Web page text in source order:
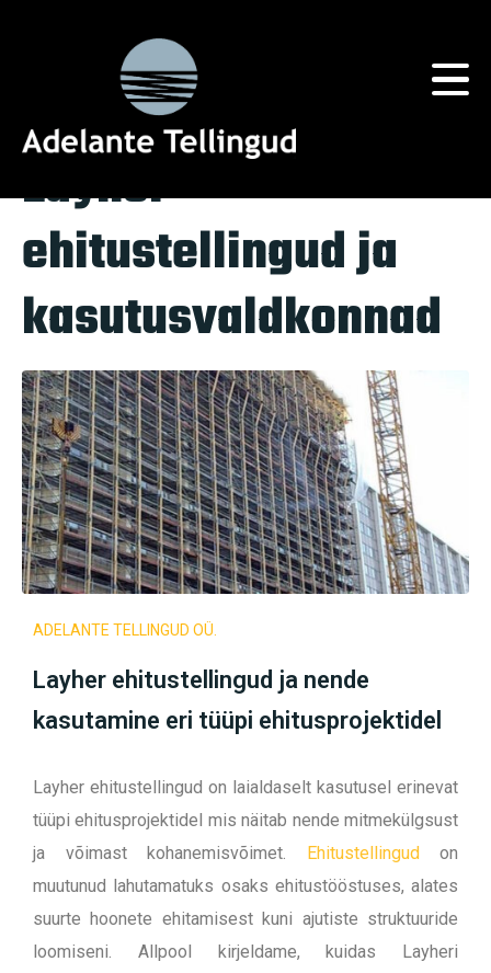
Erakorralised olukorrad
Tag Archives: Erakorralised olukorrad
Layher
ehitustellingud ja
kasutusvaldkonnad
ADELANTE TELLINGUD OÜ.
Layher ehitustellingud ja nende
kasutamine eri tüüpi ehitusprojektidel
Layher ehitustellingud on laialdaselt kasutusel erinevat
tüüpi ehitusprojektidel mis näitab nende mitmekülgsust
ja võimast kohanemisvõimet. Ehitustellingudon
muutunud lahutamatuks osaks ehitustööstuses, alates
suurte hoonete ehitamisest kuni ajutiste struktuuride
loomiseni. Allpool kirjeldame, kuidas Layheri